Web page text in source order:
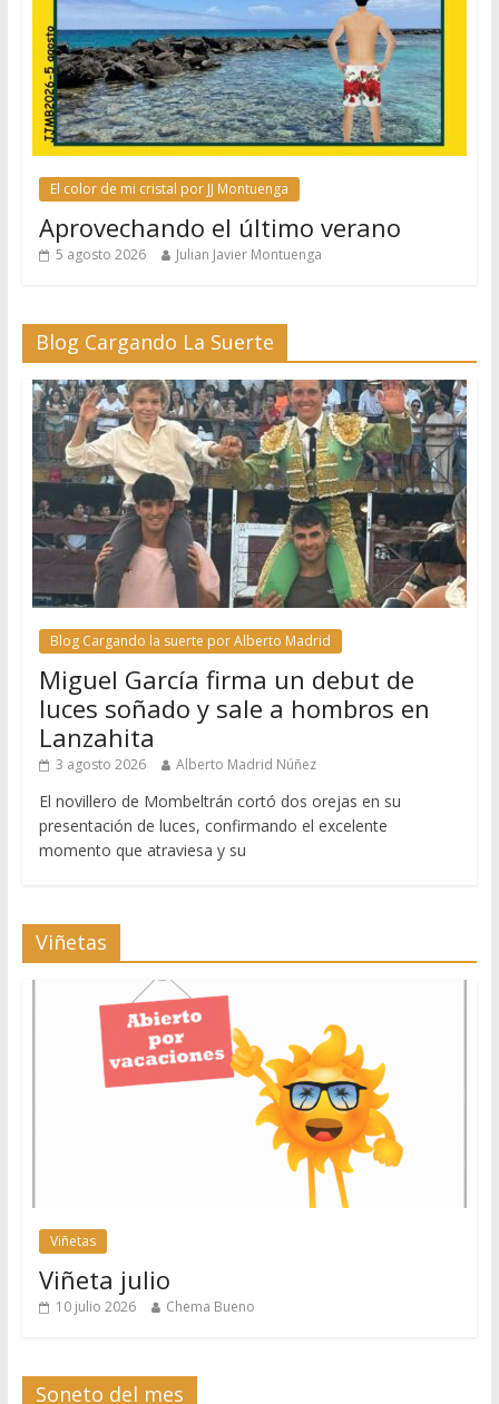
El color de mi cristal por JJ Montuenga
Aprovechando el último verano
5 agosto 2026 Julian Javier Montuenga
Blog Cargando La Suerte
Blog Cargando la suerte por Alberto Madrid
Miguel García firma un debut de
luces soñado y sale a hombros en
Lanzahita
3 agosto 2026 Alberto Madrid Núñez
El novillero de Mombeltrán cortó dos orejas en su
presentación de luces, confirmando el excelente
momento que atraviesa y su
Viñetas
Viñetas
Viñeta julio
10 julio 2026 Chema Bueno
Soneto del mes